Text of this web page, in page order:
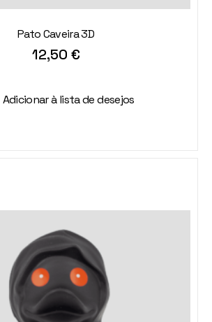
Pato Caveira 3D
12,50 €
Adicionar à lista de desejos